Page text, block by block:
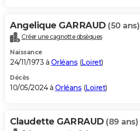
Angelique GARRAUD (50 ans)
Créer une cagnotte obsèques
Naissance
24/11/1973 à Orléans (Loiret)
Décès
10/05/2024 à Orléans (Loiret)
Claudette GARRAUD (89 ans)